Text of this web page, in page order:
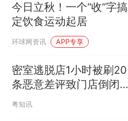
今日立秋！一个“收”字搞
定饮食运动起居
环球网资讯 APP专享
密室逃脱店1小时被刷20
条恶意差评致门店倒闭，
打人照竟是网图
粤知讯